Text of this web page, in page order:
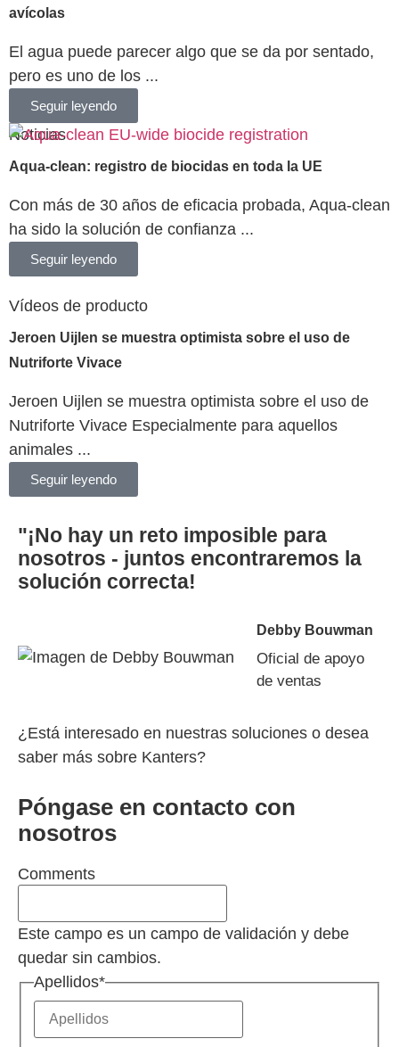
avícolas
El agua puede parecer algo que se da por sentado,
pero es uno de los ...
Seguir leyendo
Noticias
Aqua-clean: registro de biocidas en toda la UE
Con más de 30 años de eficacia probada, Aqua-clean
ha sido la solución de confianza ...
Seguir leyendo
Vídeos de producto
Jeroen Uijlen se muestra optimista sobre el uso de
Nutriforte Vivace
Jeroen Uijlen se muestra optimista sobre el uso de
Nutriforte Vivace Especialmente para aquellos
animales ...
Seguir leyendo
"¡No hay un reto imposible para
nosotros - juntos encontraremos la
solución correcta!
Debby Bouwman
Oficial de apoyo
de ventas
¿Está interesado en nuestras soluciones o desea
saber más sobre Kanters?
Póngase en contacto con
nosotros
Comments
Este campo es un campo de validación y debe
quedar sin cambios.
Apellidos*